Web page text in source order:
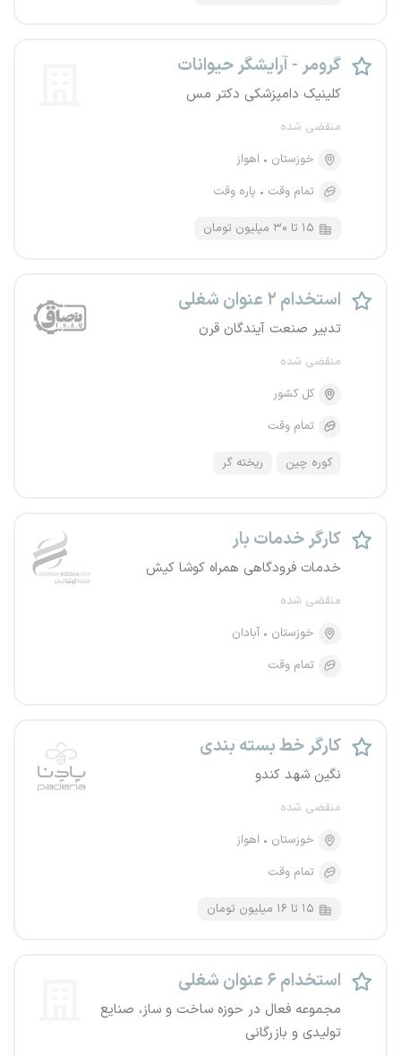
گرومر - آرایشگر حیوانات
کلینیک دامپزشکی دکتر مس
منقضی شده
خوزستان
اهواز
تمام وقت
پاره وقت
۱۵ تا ۳۰ میلیون تومان
استخدام ۲ عنوان شغلی
تدبیر صنعت آیندگان قرن
منقضی شده
کل کشور
تمام وقت
کوره چین ریخته گر
کارگر خدمات بار
خدمات فرودگاهی همراه کوشا کیش
منقضی شده
خوزستان
آبادان
تمام وقت
کارگر خط بسته بندی
نگین شهد کندو
منقضی شده
خوزستان
اهواز
تمام وقت
۱۵ تا ۱۶ میلیون تومان
استخدام ۶ عنوان شغلی
مجموعه فعال در حوزه ساخت و ساز، صنایع
تولیدی و بازرگانی